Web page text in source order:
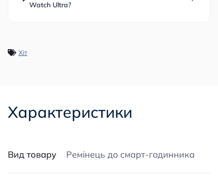
Watch Ultra?
Хіт
Характеристики
Вид товару Ремінець до смарт-годинника